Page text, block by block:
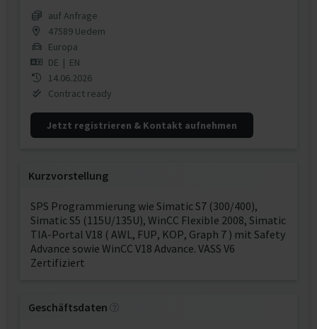
auf Anfrage
47589 Uedem
Europa
DE | EN
14.06.2026
Contract ready
Jetzt registrieren & Kontakt aufnehmen
Kurzvorstellung
SPS Programmierung wie Simatic S7 (300/400),
Simatic S5 (115U/135U), WinCC Flexible 2008, Simatic
TIA-Portal V18 ( AWL, FUP, KOP, Graph 7 ) mit Safety
Advance sowie WinCC V18 Advance. VASS V6
Zertifiziert
Geschäftsdaten